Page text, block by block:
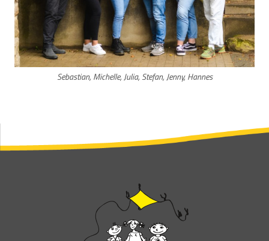
Sebastian, Michelle, Julia, Stefan, Jenny, Hannes